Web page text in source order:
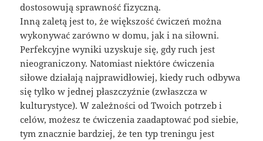
dostosowują sprawność fizyczną.
Inną zaletą jest to, że większość ćwiczeń można
wykonywać zarówno w domu, jak i na siłowni.
Perfekcyjne wyniki uzyskuje się, gdy ruch jest
nieograniczony. Natomiast niektóre ćwiczenia
siłowe działają najprawidłowiej, kiedy ruch odbywa
się tylko w jednej płaszczyźnie (zwłaszcza w
kulturystyce). W zależności od Twoich potrzeb i
celów, możesz te ćwiczenia zaadaptować pod siebie,
tym znacznie bardziej, że ten typ treningu jest